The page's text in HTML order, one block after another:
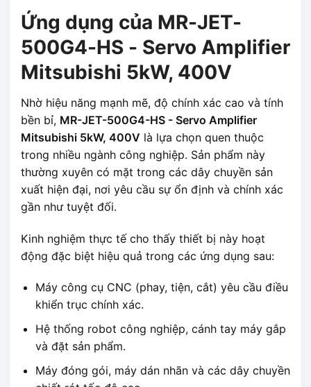
Ứng dụng của MR-JET-
500G4-HS - Servo Amplifier
Mitsubishi 5kW, 400V
Nhờ hiệu năng mạnh mẽ, độ chính xác cao và tính
bền bỉ, MR-JET-500G4-HS - Servo Amplifier
Mitsubishi 5kW, 400V là lựa chọn quen thuộc
trong nhiều ngành công nghiệp. Sản phẩm này
thường xuyên có mặt trong các dây chuyền sản
xuất hiện đại, nơi yêu cầu sự ổn định và chính xác
gần như tuyệt đối.
Kinh nghiệm thực tế cho thấy thiết bị này hoạt
động đặc biệt hiệu quả trong các ứng dụng sau:
Máy công cụ CNC (phay, tiện, cắt) yêu cầu điều
khiển trục chính xác.
Hệ thống robot công nghiệp, cánh tay máy gắp
và đặt sản phẩm.
Máy đóng gói, máy dán nhãn và các dây chuyền